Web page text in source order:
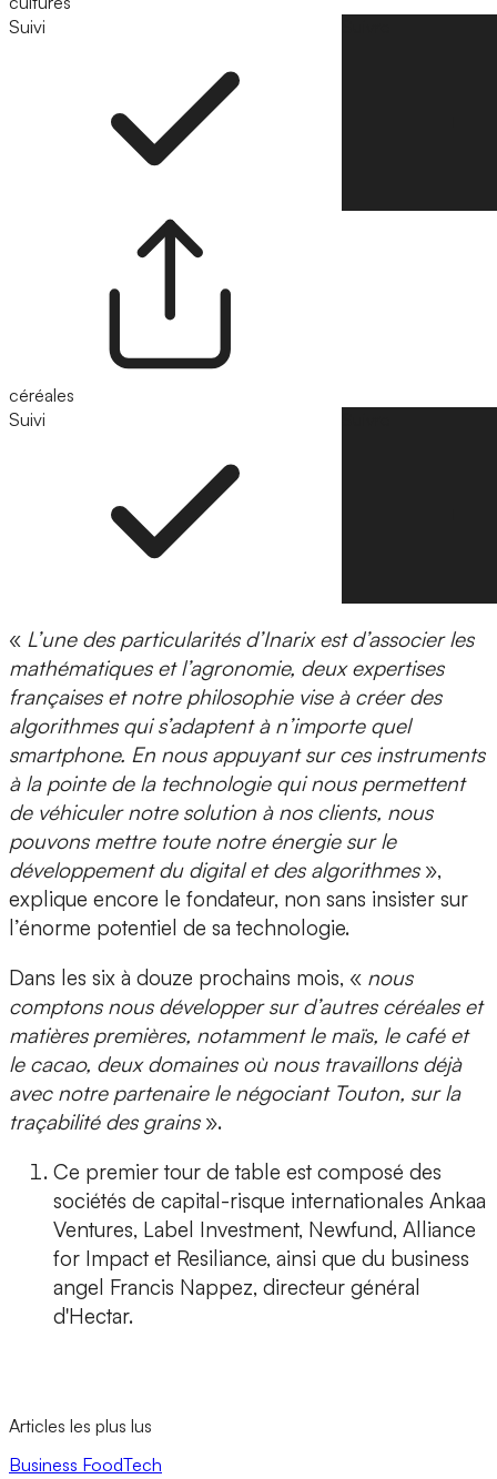
Suivi
céréales
Suivi
« L’une des particularités d’Inarix est d’associer les
mathématiques et l’agronomie, deux expertises
françaises et notre philosophie vise à créer des
algorithmes qui s’adaptent à n’importe quel
smartphone. En nous appuyant sur ces instruments
à la pointe de la technologie qui nous permettent
de véhiculer notre solution à nos clients, nous
pouvons mettre toute notre énergie sur le
développement du digital et des algorithmes»,
explique encore le fondateur, non sans insister sur
l’énorme potentiel de sa technologie.
Dans les six à douze prochains mois, « nous
comptons nous développer sur d’autres céréales et
matières premières, notamment le maïs, le café et
le cacao, deux domaines où nous travaillons déjà
avec notre partenaire le négociant Touton, sur la
traçabilité des grains».
Ce premier tour de table est composé des
sociétés de capital-risque internationales Ankaa
Ventures, Label Investment, Newfund, Alliance
for Impact et Resiliance, ainsi que du business
angel Francis Nappez, directeur général
d'Hectar.
Articles les plus lus
Business FoodTech